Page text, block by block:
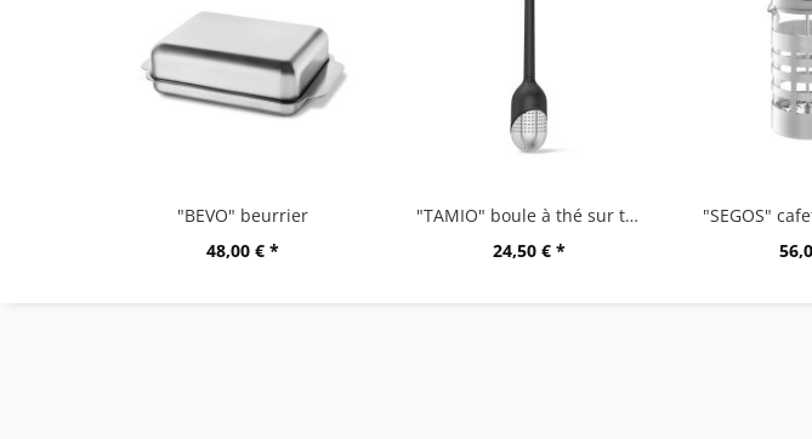
"BEVO" beurrier
48,00 € *
"TAMIO" boule à thé sur tige
24,50 € *